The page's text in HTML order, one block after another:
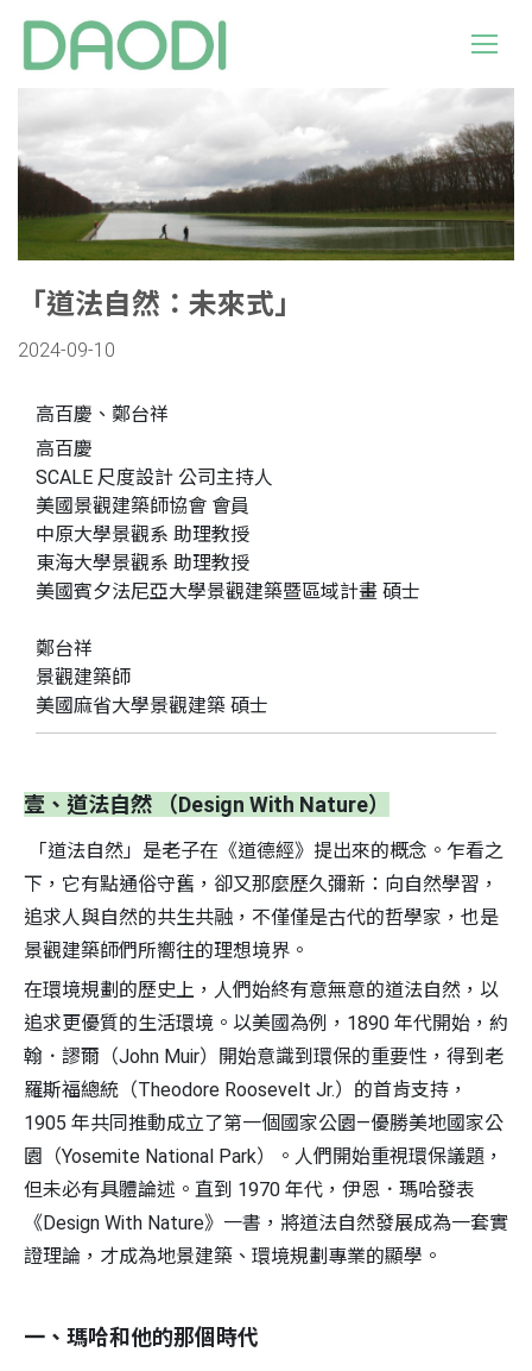
「道法自然：未來式」
2024-09-10
高百慶、鄭台祥
高百慶
SCALE 尺度設計 公司主持人
美國景觀建築師協會 會員
中原大學景觀系 助理教授
東海大學景觀系 助理教授
美國賓夕法尼亞大學景觀建築暨區域計畫 碩士
鄭台祥
景觀建築師
美國麻省大學景觀建築 碩士
壹、道法自然 （Design With Nature）
「道法自然」是老子在《道德經》提出來的概念。乍看之
下，它有點通俗守舊，卻又那麼歷久彌新：向自然學習，
追求人與自然的共生共融，不僅僅是古代的哲學家，也是
景觀建築師們所嚮往的理想境界。
在環境規劃的歷史上，人們始終有意無意的道法自然，以
追求更優質的生活環境。以美國為例，1890 年代開始，約
翰．謬爾（John Muir）開始意識到環保的重要性，得到老
羅斯福總統（Theodore Roosevelt Jr.）的首肯支持，
1905 年共同推動成立了第一個國家公園—優勝美地國家公
園（Yosemite National Park）。人們開始重視環保議題，
但未必有具體論述。直到 1970 年代，伊恩．瑪哈發表
《Design With Nature》一書，將道法自然發展成為一套實
證理論，才成為地景建築、環境規劃專業的顯學。
一、瑪哈和他的那個時代